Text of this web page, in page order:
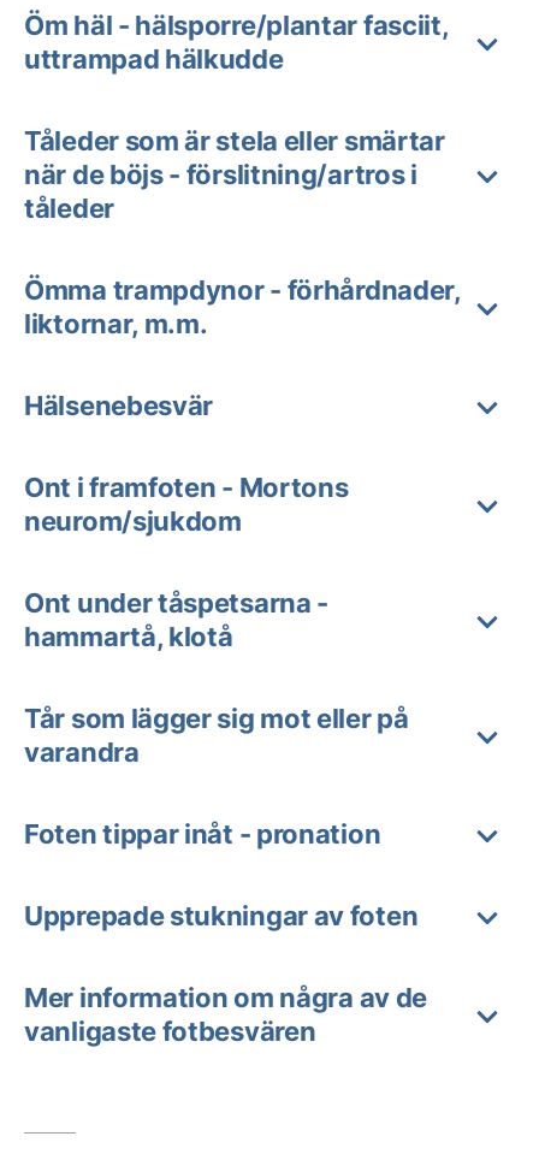
Öm häl - hälsporre/plantar fasciit,
uttrampad hälkudde
Tåleder som är stela eller smärtar
när de böjs - förslitning/artros i
tåleder
Ömma trampdynor - förhårdnader,
liktornar, m.m.
Hälsenebesvär
Ont i framfoten - Mortons
neurom/sjukdom
Ont under tåspetsarna -
hammartå, klotå
Tår som lägger sig mot eller på
varandra
Foten tippar inåt - pronation
Upprepade stukningar av foten
Mer information om några av de
vanligaste fotbesvären